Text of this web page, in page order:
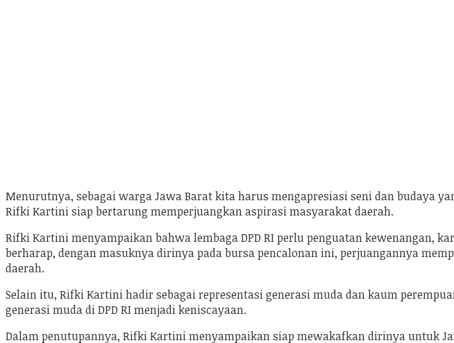
Menurutnya, sebagai warga Jawa Barat kita harus mengapresiasi seni dan budaya
Rifki Kartini siap bertarung memperjuangkan aspirasi masyarakat daerah.
Rifki Kartini menyampaikan bahwa lembaga DPD RI perlu penguatan kewenangan,
berharap, dengan masuknya dirinya pada bursa pencalonan ini, perjuangannya
daerah.
Selain itu, Rifki Kartini hadir sebagai representasi generasi muda dan kaum
generasi muda di DPD RI menjadi keniscayaan.
Dalam penutupannya, Rifki Kartini menyampaikan siap mewakafkan dirinya untuk